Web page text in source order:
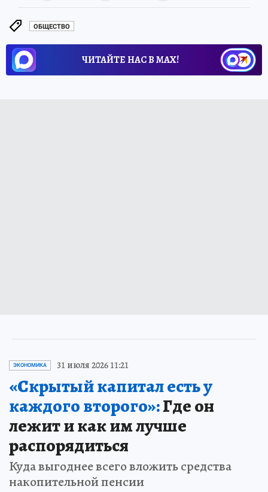
ОБЩЕСТВО
ЧИТАЙТЕ НАС В МАХ!
ЭКОНОМИКА 31 июля 2026 11:21
«Скрытый капитал есть у
каждого второго»:Где он
лежит и как им лучше
распорядиться
Куда выгоднее всего вложить средства
накопительной пенсии